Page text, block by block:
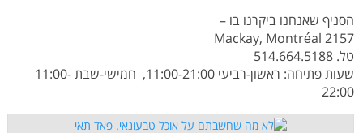
הסניף שאנחנו ביקרנו בו –
2157 Mackay, Montréal
טל. 514.664.5188
שעות פתיחה: ראשון-רביעי 11:00-21:00, חמישי-שבת 11:00-
22:00